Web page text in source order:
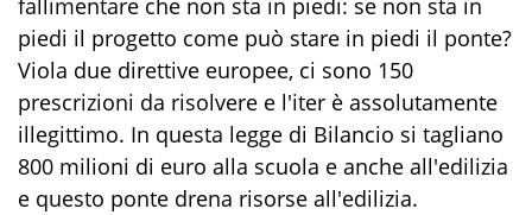
fallimentare che non sta in piedi: se non sta in
piedi il progetto come può stare in piedi il ponte?
Viola due direttive europee, ci sono 150
prescrizioni da risolvere e l'iter è assolutamente
illegittimo. In questa legge di Bilancio si tagliano
800 milioni di euro alla scuola e anche all'edilizia
e questo ponte drena risorse all'edilizia.